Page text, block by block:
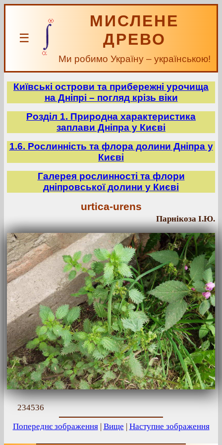
☰
МИСЛЕНЕ
ДРЕВО
Ми робимо Україну – українською!
Київські острови та прибережні урочища
на Дніпрі – погляд крізь віки
Розділ 1. Природна характеристика
заплави Дніпра у Києві
1.6. Рослинність та флора долини Дніпра у
Києві
Галерея рослинності та флори
дніпровської долини у Києві
urtica-urens
Парнікоза І.Ю.
234536
Попереднє зображення| Вище | Наступне зображення